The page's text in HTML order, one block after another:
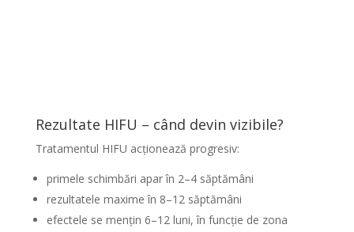
Rezultate HIFU – când devin vizibile?
Tratamentul HIFU acționează progresiv:
primele schimbări apar în 2–4 săptămâni
rezultatele maxime în 8–12 săptămâni
efectele se mențin 6–12 luni, în funcție de zona